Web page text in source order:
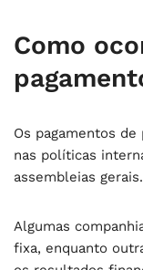
Como
Os pagamentos
nas políticas
assembleias gerais.
Algumas
fixa, enquanto